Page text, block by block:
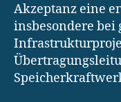
Akzeptanz eine
insbesondere bei